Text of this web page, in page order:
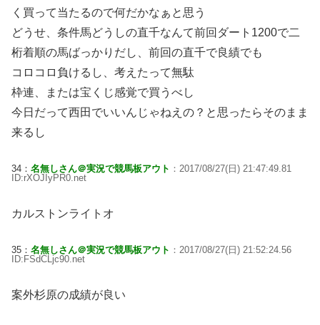
く買って当たるので何だかなぁと思う
どうせ、条件馬どうしの直千なんて前回ダート1200で二
桁着順の馬ばっかりだし、前回の直千で良績でも
コロコロ負けるし、考えたって無駄
枠連、または宝くじ感覚で買うべし
今日だって西田でいいんじゃねえの？と思ったらそのまま
来るし
34： 名無しさん＠実況で競馬板アウト ：2017/08/27(日) 21:47:49.81
ID:rXOJIyPR0.net
カルストンライトオ
35： 名無しさん＠実況で競馬板アウト ：2017/08/27(日) 21:52:24.56
ID:FSdCLjc90.net
案外杉原の成績が良い